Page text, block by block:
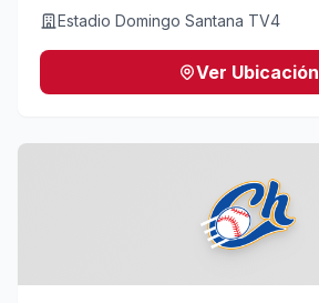
Estadio Domingo Santana TV4
Ver Ubicación